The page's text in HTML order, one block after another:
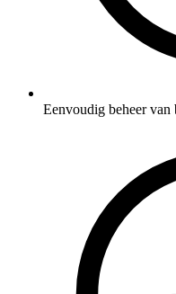
Eenvoudig beheer van